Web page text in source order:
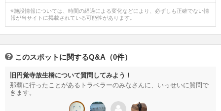
※施設情報については、時間の経過による変化などにより、必ずしも正確でない情
報が当サイトに掲載されている可能性があります。
このスポットに関するQ&A（0件）
旧円覚寺放生橋について質問してみよう！
那覇に行ったことがあるトラベラーのみなさんに、いっせいに質問で
きます。